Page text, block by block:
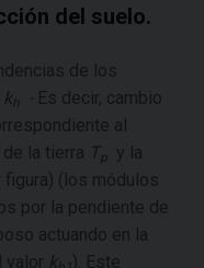
del suelo.
de los
kh
Es decir, cambio
al
la tierra Tp
y la
figura) (los módulos
por la pendiente de
actuando en la
valor k
). Este